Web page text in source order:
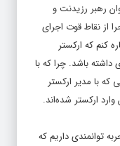
رهبر رزیدنت و
از نقاط قوت اجرای
کنم که ارکستر
داشته باشد. چرا که با
با مدیر ارکستر
ارکستر شده‌اند.
توانمندی داریم که